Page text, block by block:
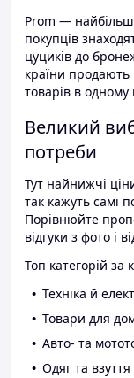
Prom —
покупців
цуциків до
країни продають
товарів в одному
Великий
потреби
Тут найнижчі
так кажуть самі
Порівнюйте
відгуки з фото і
Топ категорій за
Техніка й
Товари для
Авто- та
Одяг та взуття